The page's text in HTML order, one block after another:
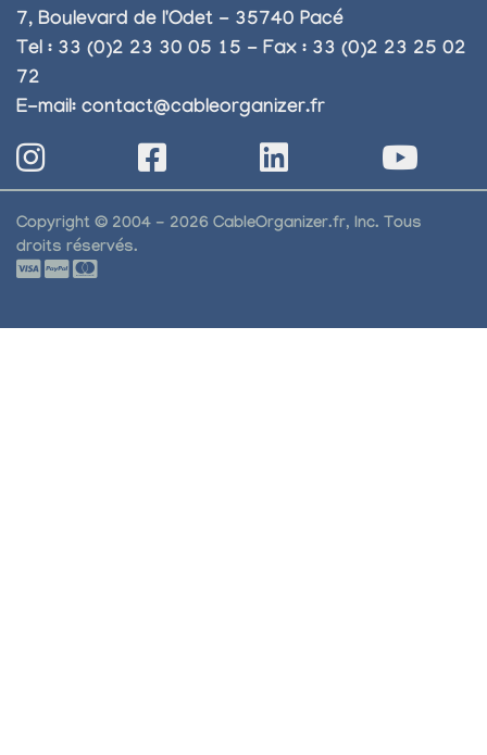
7, Boulevard de l'Odet - 35740 Pacé
Tel : 33 (0)2 23 30 05 15 - Fax : 33 (0)2 23 25 02
72
E-mail: contact@cableorganizer.fr
Copyright © 2004 - 2026 CableOrganizer.fr, Inc. Tous
droits réservés.